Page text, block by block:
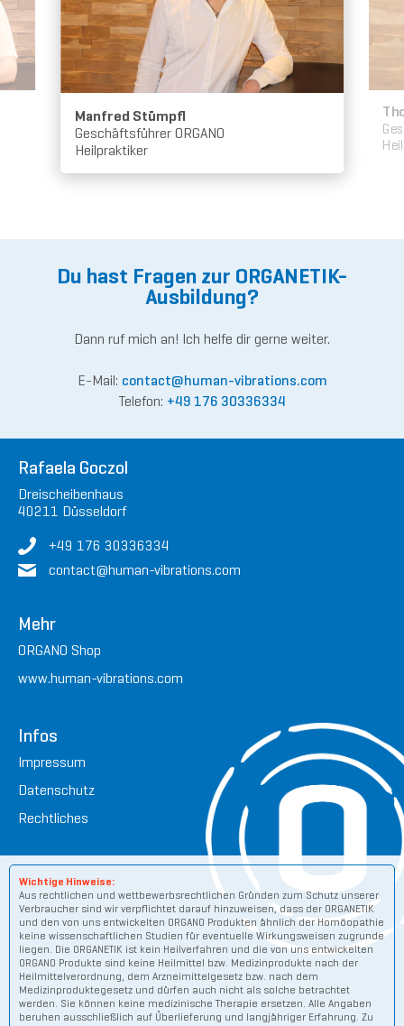
Manfred Stümpfl
Geschäftsführer ORGANO
Heilpraktiker
Du hast Fragen zur ORGANETIK-
Ausbildung?
Dann ruf mich an! Ich helfe dir gerne weiter.
E-Mail: contact@human-vibrations.com
Telefon: +49 176 30336334
Rafaela Goczol
Dreischeibenhaus
40211 Düsseldorf
+49 176 30336334
contact@human-vibrations.com
Mehr
ORGANO Shop
www.human-vibrations.com
Infos
Impressum
Datenschutz
Rechtliches
Wichtige Hinweise:
Aus rechtlichen und wettbewerbsrechtlichen Gründen zum Schutz unserer
Verbraucher sind wir verpflichtet darauf hinzuweisen, dass der ORGANETIK
und den von uns entwickelten ORGANO Produkten ähnlich der Homöopathie
keine wissenschaftlichen Studien für eventuelle Wirkungsweisen zugrunde
liegen. Die ORGANETIK ist kein Heilverfahren und die von uns entwickelten
ORGANO Produkte sind keine Heilmittel bzw. Medizinprodukte nach der
Heilmittelverordnung, dem Arzneimittelgesetz bzw. nach dem
Medizinproduktegesetz und dürfen auch nicht als solche betrachtet
werden. Sie können keine medizinische Therapie ersetzen. Alle Angaben
beruhen ausschließlich auf Überlieferung und langjähriger Erfahrung. Zu